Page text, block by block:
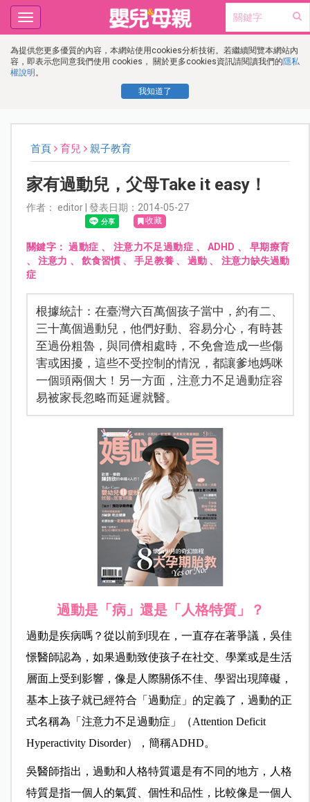
為提供您更多優質的內容，本網站使用cookies分析技術。若繼續閱覽本網站內
容，即表示您同意我們使用 cookies， 關於更多cookies資訊請閱讀我們的隱私
權說明 。
我知道了
Toggle
navigation
首頁 育兒 親子教育
家有過動兒，父母Take it easy！
作者： editor | 發表日期：2014-05-27
收藏
關鍵字：過動症 、 注意力不足過動症 、ADHD 、 早期療育
、注意力 、 飲食習慣 、手足教養、過動 、 注意力缺失過動
症
根據統計：在臺灣六百萬個孩子當中，約有二、
三十萬個過動兒，他們好動、容易分心，有時甚
至過份粗魯，與同儕相處時，不免會造成一些傷
害或困擾，這些不受控制的情況，都讓爹地媽咪
一個頭兩個大！另一方面，注意力不足過動症容
易被家長忽略而延遲就醫。
過動是「病」還是「人格特質」？
過動是疾病嗎？從以前到現在，一直存在著爭議，吳佳
憬醫師認為，如果過動致使孩子在社交、學業或是生活
層面上受到影響，像是人際關係不佳、學習出現障礙，
基本上孩子就已經符合「過動症」的定義了，過動的正
式名稱為「注意力不足過動症」（Attention Deficit
Hyperactivity Disorder），簡稱ADHD。
吳醫師指出，過動和人格特質還是有不同的地方，人格
特質是指一個人的氣質、個性和品性，比較像是一個人